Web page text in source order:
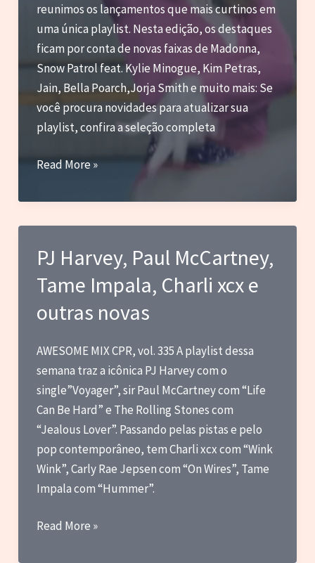
reunimos os lançamentos que mais curtinos em
uma única playlist. Nesta edição, os destaques
ficam por conta de novas faixas de Madonna,
Snow Patrol feat. Kylie Minogue, Kim Petras,
Jain, Bella Poarch,Jorja Smith e muito mais: Se
você procura novidades para atualizar sua
playlist, confira a seleção completa
Madonna,
Patrol
com
Minogue,
Kim
Jain
Read More »
PJ Harvey, Paul McCartney,
Tame Impala, Charli xcx e
outras novas
AWESOME MIX CPR, vol. 335 A playlist dessa
semana traz a icônica PJ Harvey com o
single”Voyager”, sir Paul McCartney com “Life
Can Be Hard” e The Rolling Stones com
“Jealous Lover”. Passando pelas pistas e pelo
pop contemporâneo, tem Charli xcx com “Wink
Wink”, Carly Rae Jepsen com “On Wires”, Tame
Impala com “Hummer”.
PJ
Read More »